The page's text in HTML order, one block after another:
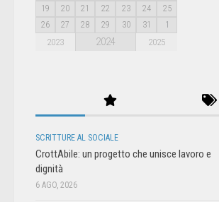
19
20 21 22 23 24
25
26
27 28 29 30 31 1
2023 2024 2025
SCRITTURE AL SOCIALE
CrottAbile: un progetto che unisce lavoro e
dignità
6 AGO, 2026